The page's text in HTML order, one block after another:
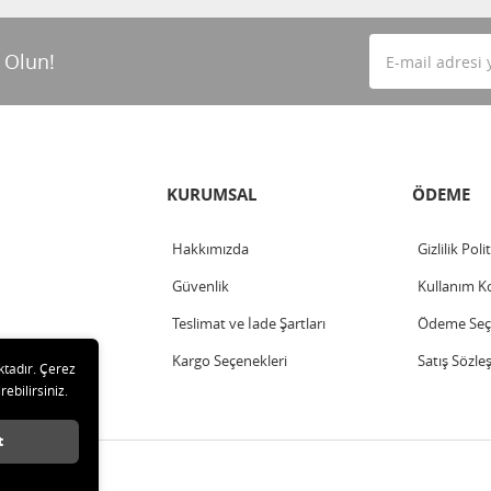
KURUMSAL
Hakkımızda
Güvenlik
Teslimat ve İade Şartları
Kargo Seçenekleri
ÖDEME
Gizlilik
Kullanım
Ödeme
Satış
saklıdır.
Çerez